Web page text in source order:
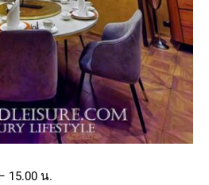
น.